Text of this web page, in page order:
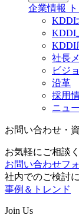
企業情報
KDDI
KDDI
KDDI
社長
ビジ
沿革
採用
ニュ
お問い合わせ・
お気軽にご相談
お問い合わせフ
社内でのご検討
事例＆トレンド
Join Us